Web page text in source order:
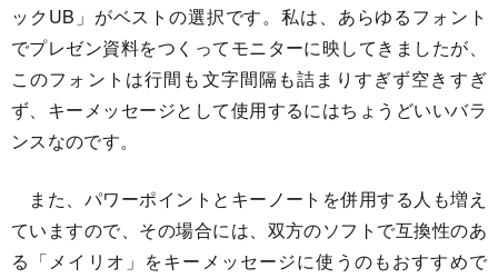
ックUB」がベストの選択です。私は、あらゆるフォント
でプレゼン資料をつくってモニターに映してきましたが、
このフォントは行間も文字間隔も詰まりすぎず空きすぎ
ず、キーメッセージとして使用するにはちょうどいいバラ
ンスなのです。
また、パワーポイントとキーノートを併用する人も増え
ていますので、その場合には、双方のソフトで互換性のあ
る「メイリオ」をキーメッセージに使うのもおすすめで